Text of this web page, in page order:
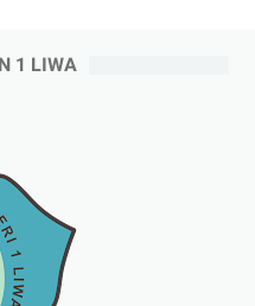
1 LIWA